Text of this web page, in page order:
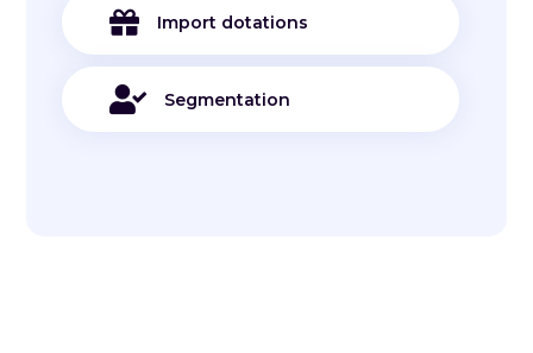
 Import dotations
 Segmentation